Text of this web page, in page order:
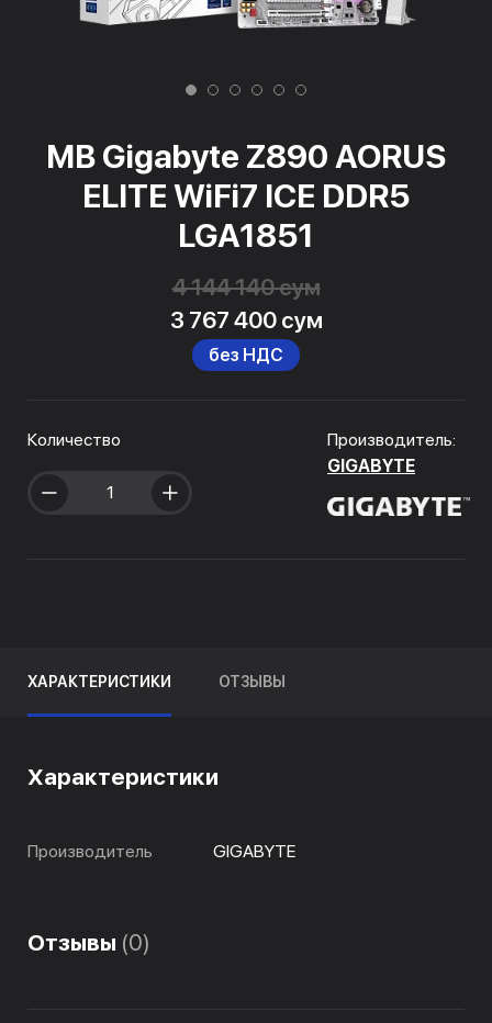
MB Gigabyte Z890 AORUS
ELITE WiFi7 ICE DDR5
LGA1851
4 144 140 сум
3 767 400 сум
без НДС
Количество
Производитель:
GIGABYTE
ХАРАКТЕРИСТИКИ ОТЗЫВЫ
Характеристики
Производитель GIGABYTE
Отзывы (0)